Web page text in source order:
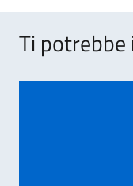
Ti potrebbe